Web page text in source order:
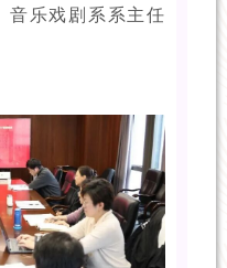
音乐戏剧系系主任